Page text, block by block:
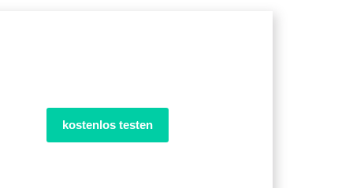
kostenlos testen